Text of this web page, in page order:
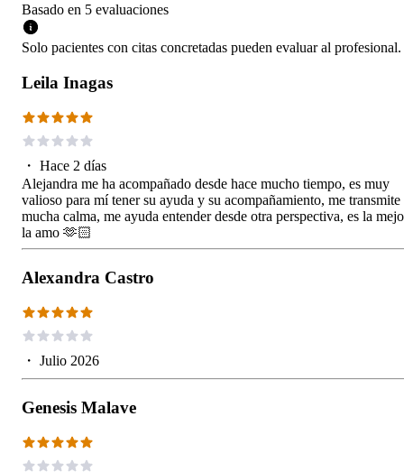
Basado en 5 evaluaciones
Solo pacientes con citas concretadas pueden evaluar al profesional.
Leila Inagas
・ Hace 2 días
Alejandra me ha acompañado desde hace mucho tiempo, es muy
valioso para mí tener su ayuda y su acompañamiento, me transmite
mucha calma, me ayuda entender desde otra perspectiva, es la
la amo 🫶🏻
Alexandra Castro
・ Julio 2026
Genesis Malave